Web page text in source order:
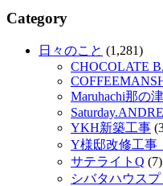
Category
日々のこと (1,281)
CHOCOLATE
Maruhachi那の
YKH新築工事
Y様邸改修工事
サテライトQ (7)
シバタハウスプ